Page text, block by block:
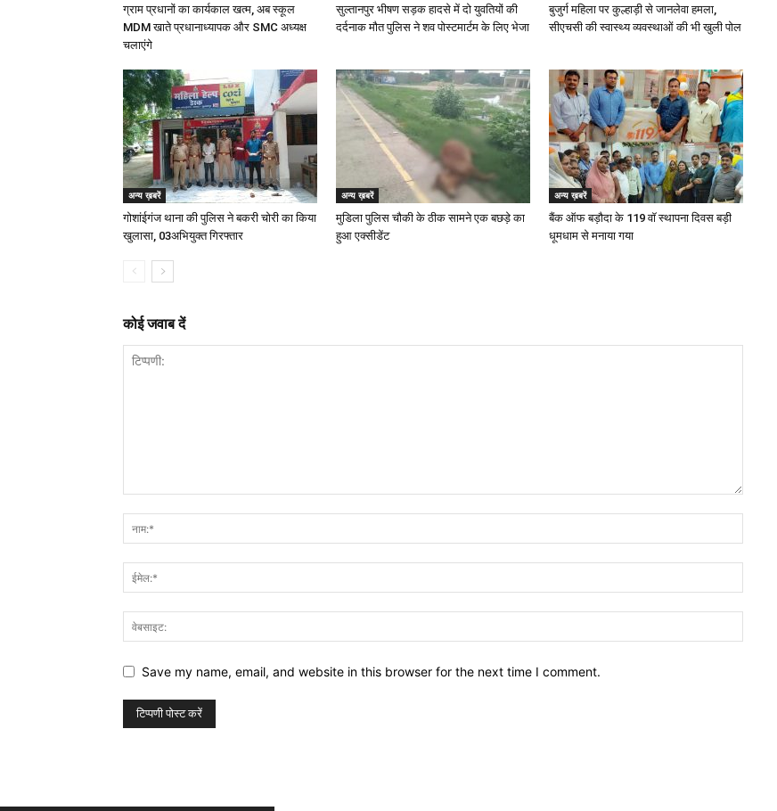
ग्राम प्रधानों का कार्यकाल खत्म, अब स्कूल
MDM खाते प्रधानाध्यापक और SMC अध्यक्ष
चलाएंगे
सुल्तानपुर भीषण सड़क हादसे में दो युवतियों की
दर्दनाक मौत पुलिस ने शव पोस्टमार्टम के लिए भेजा
बुजुर्ग महिला पर कुल्हाड़ी से जानलेवा हमला,
सीएचसी की स्वास्थ्य व्यवस्थाओं की भी खुली पोल
अन्य ख़बरें
गोशांईगंज थाना की पुलिस ने बकरी चोरी का किया
खुलासा, 03अभियुक्त गिरफ्तार
अन्य ख़बरें
मुडिला पुलिस चौकी के ठीक सामने एक बछड़े का
हुआ एक्सीडेंट
अन्य ख़बरें
बैंक ऑफ बड़ौदा के 119 वॉ स्थापना दिवस बड़ी
धूमधाम से मनाया गया
कोई जवाब दें
Save my name, email, and website in this browser for the next time I comment.